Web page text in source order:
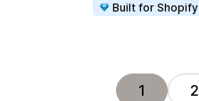
Built for Shopify
1 2